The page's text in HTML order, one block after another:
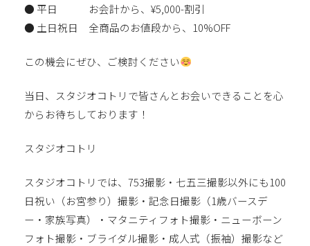
● 平日 お会計から、¥5,000-割引
● 土日祝日 全商品のお値段から、10%OFF
この機会にぜひ、ご検討ください
当日、スタジオコトリで皆さんとお会いできることを心
からお待ちしております！
スタジオコトリ
スタジオコトリでは、753撮影・七五三撮影以外にも100
日祝い（お宮参り）撮影・記念日撮影（1歳バースデ
ー・家族写真）・マタニティフォト撮影・ニューボーン
フォト撮影・ブライダル撮影・成人式（振袖）撮影など